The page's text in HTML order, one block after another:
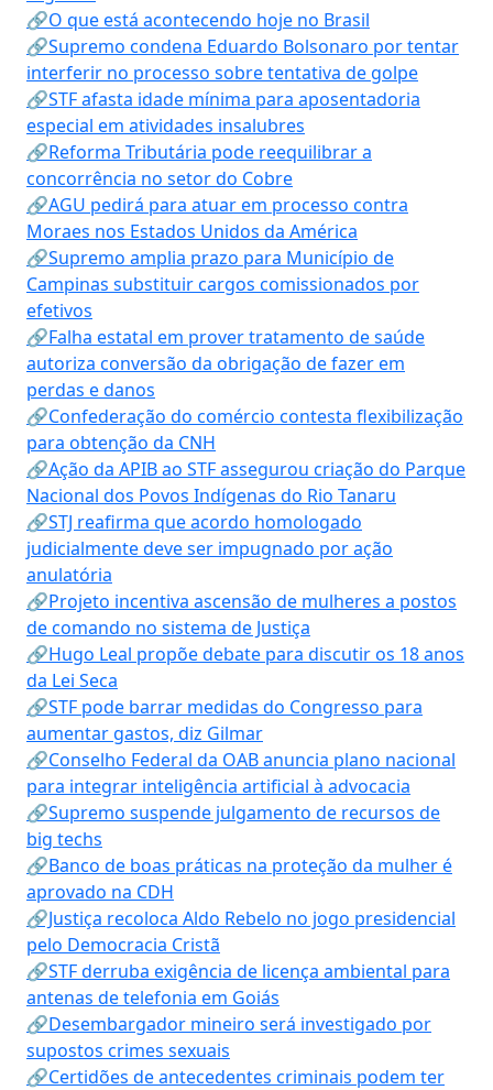
🔗O que está acontecendo hoje no Brasil
🔗Supremo condena Eduardo Bolsonaro por tentar
interferir no processo sobre tentativa de golpe
🔗STF afasta idade mínima para aposentadoria
especial em atividades insalubres
🔗Reforma Tributária pode reequilibrar a
concorrência no setor do Cobre
🔗AGU pedirá para atuar em processo contra
Moraes nos Estados Unidos da América
🔗Supremo amplia prazo para Município de
Campinas substituir cargos comissionados por
efetivos
🔗Falha estatal em prover tratamento de saúde
autoriza conversão da obrigação de fazer em
perdas e danos
🔗Confederação do comércio contesta flexibilização
para obtenção da CNH
🔗Ação da APIB ao STF assegurou criação do Parque
Nacional dos Povos Indígenas do Rio Tanaru
🔗STJ reafirma que acordo homologado
judicialmente deve ser impugnado por ação
anulatória
🔗Projeto incentiva ascensão de mulheres a postos
de comando no sistema de Justiça
🔗Hugo Leal propõe debate para discutir os 18 anos
da Lei Seca
🔗STF pode barrar medidas do Congresso para
aumentar gastos, diz Gilmar
🔗Conselho Federal da OAB anuncia plano nacional
para integrar inteligência artificial à advocacia
🔗Supremo suspende julgamento de recursos de
big techs
🔗Banco de boas práticas na proteção da mulher é
aprovado na CDH
🔗Justiça recoloca Aldo Rebelo no jogo presidencial
pelo Democracia Cristã
🔗STF derruba exigência de licença ambiental para
antenas de telefonia em Goiás
🔗Desembargador mineiro será investigado por
supostos crimes sexuais
🔗Certidões de antecedentes criminais podem ter